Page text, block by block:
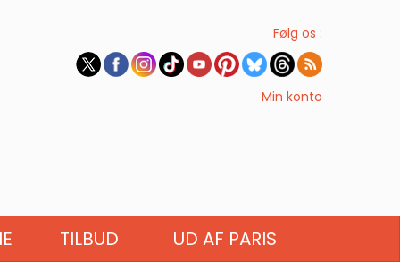
Følg os :
Min konto
TILBUD UD AF PARIS